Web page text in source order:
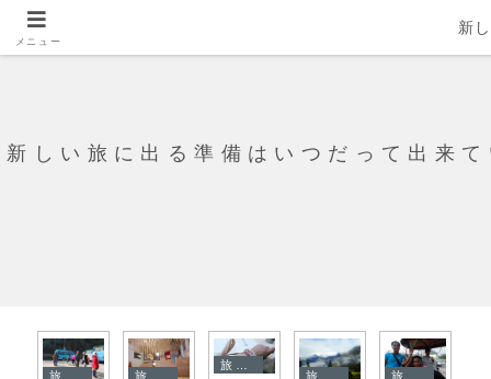
新しい旅に出る準備はいつだって出来
旅日記
メニュー
新